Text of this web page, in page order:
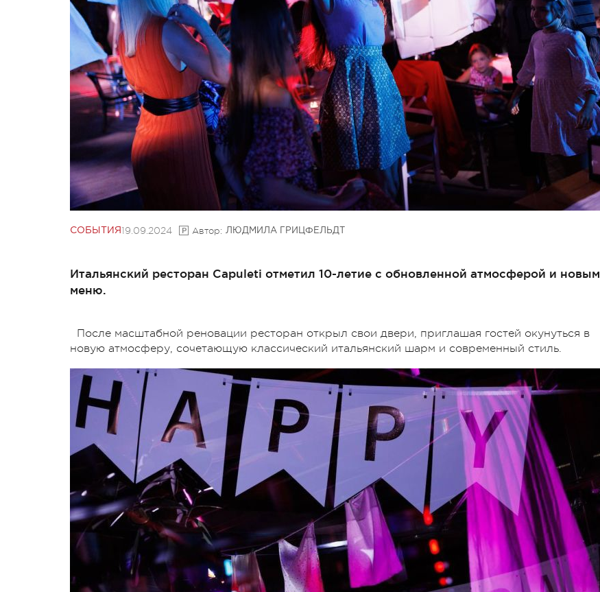
СОБЫТИЯ 19.09.2024 Автор: ЛЮДМИЛА ГРИЦФЕЛЬДТ
Итальянский ресторан Capuleti отметил 10-летие с обновленной атмосферой и новым
меню.
После масштабной реновации ресторан открыл свои двери, приглашая гостей окунуться в
новую атмосферу, сочетающую классический итальянский шарм и современный стиль.